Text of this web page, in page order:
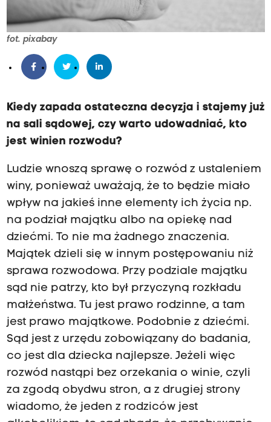
fot. pixabay
Kiedy zapada ostateczna decyzja i stajemy już
na sali sądowej, czy warto udowadniać, kto
jest winien rozwodu?
Ludzie wnoszą sprawę o rozwód z ustaleniem
winy, ponieważ uważają, że to będzie miało
wpływ na jakieś inne elementy ich życia np.
na podział majątku albo na opiekę nad
dziećmi. To nie ma żadnego znaczenia.
Majątek dzieli się w innym postępowaniu niż
sprawa rozwodowa. Przy podziale majątku
sąd nie patrzy, kto był przyczyną rozkładu
małżeństwa. Tu jest prawo rodzinne, a tam
jest prawo majątkowe. Podobnie z dziećmi.
Sąd jest z urzędu zobowiązany do badania,
co jest dla dziecka najlepsze. Jeżeli więc
rozwód nastąpi bez orzekania o winie, czyli
za zgodą obydwu stron, a z drugiej strony
wiadomo, że jeden z rodziców jest